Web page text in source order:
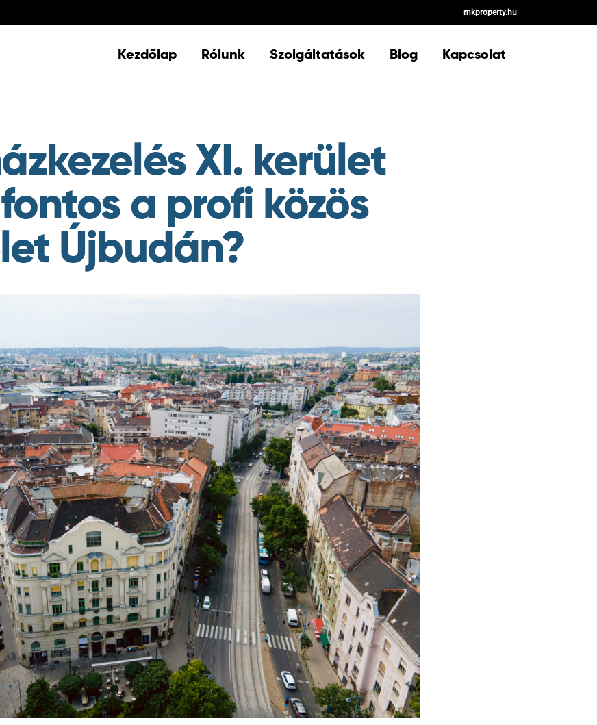
mkproperty.hu
Kezdőlap Rólunk Szolgáltatások Blog Kapcsolat
XI. kerület
a profi közös
Újbudán?